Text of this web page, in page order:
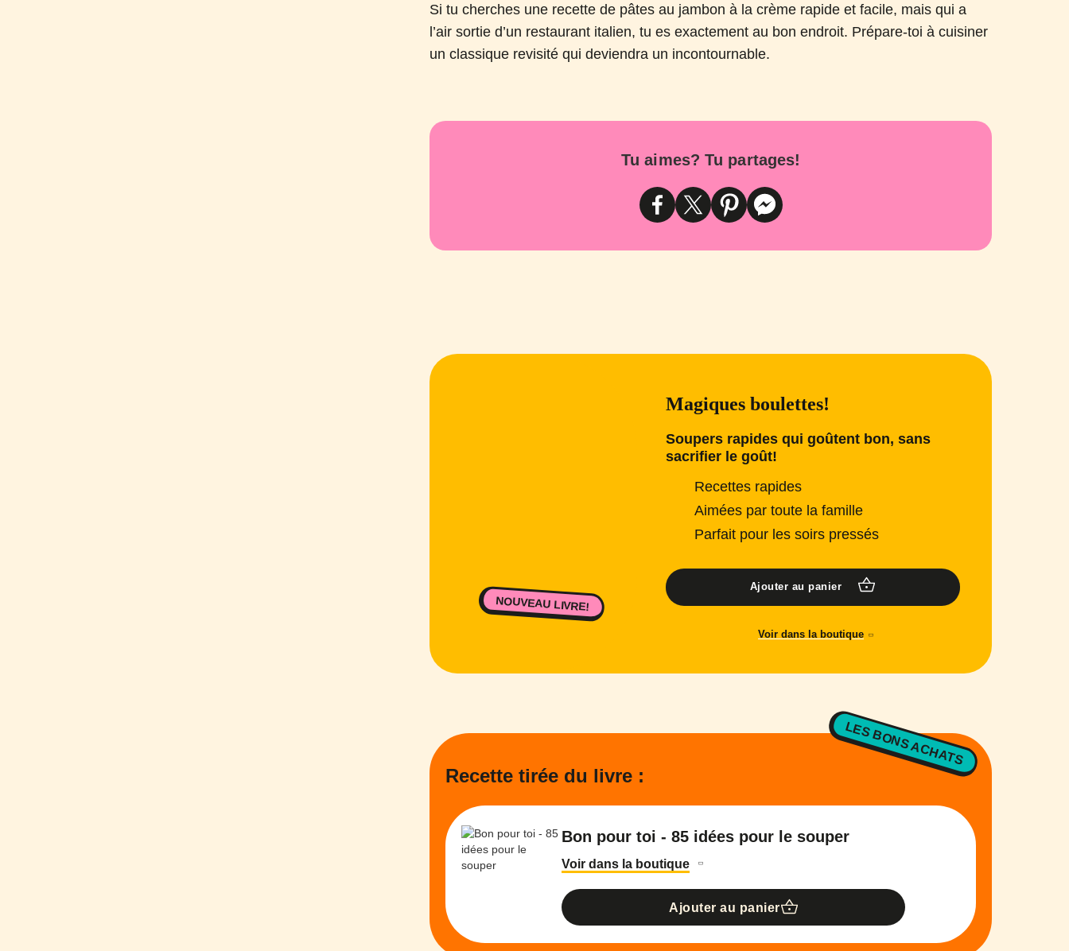
Si tu cherches une recette de pâtes au jambon à la crème rapide et facile, mais qui a
l’air sortie d’un restaurant italien, tu es exactement au bon endroit. Prépare-toi à cuisiner
un classique revisité qui deviendra un incontournable.
Tu aimes? Tu partages!
Magiques boulettes!
Soupers rapides qui goûtent bon, sans
sacrifier le goût!
Recettes rapides
Aimées par toute la famille
Parfait pour les soirs pressés
Ajouter au panier
Voir dans la boutique
NOUVEAU LIVRE!
LES BONS ACHATS
Recette tirée du livre :
Bon pour toi - 85 idées pour le souper
Voir dans la boutique
Ajouter au panier